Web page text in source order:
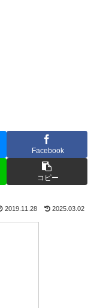
Facebook
コピー
2019.11.28 2025.03.02